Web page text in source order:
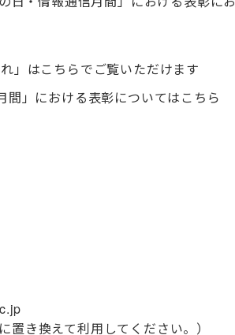
」はこちらでご覧いただけます
」における表彰についてはこちら
置き換えて利用してください。）